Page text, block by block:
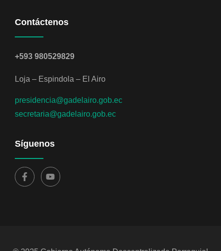
Contáctenos
+593 980529829
Loja – Espindola – El Airo
presidencia@gadelairo.gob.ec
secretaria@gadelairo.gob.ec
Síguenos